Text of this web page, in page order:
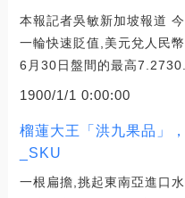
本報記者吳敏新加坡報道
一輪快速貶值,美元兌人民
6月30日盤間的最高7.2730.
1900/1/1 0:00:00
榴蓮大王「洪九果品」
_SKU
一根扁擔,挑起東南亞進口